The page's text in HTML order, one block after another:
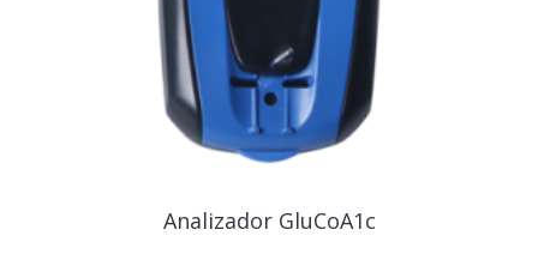
Analizador GluCoA1c